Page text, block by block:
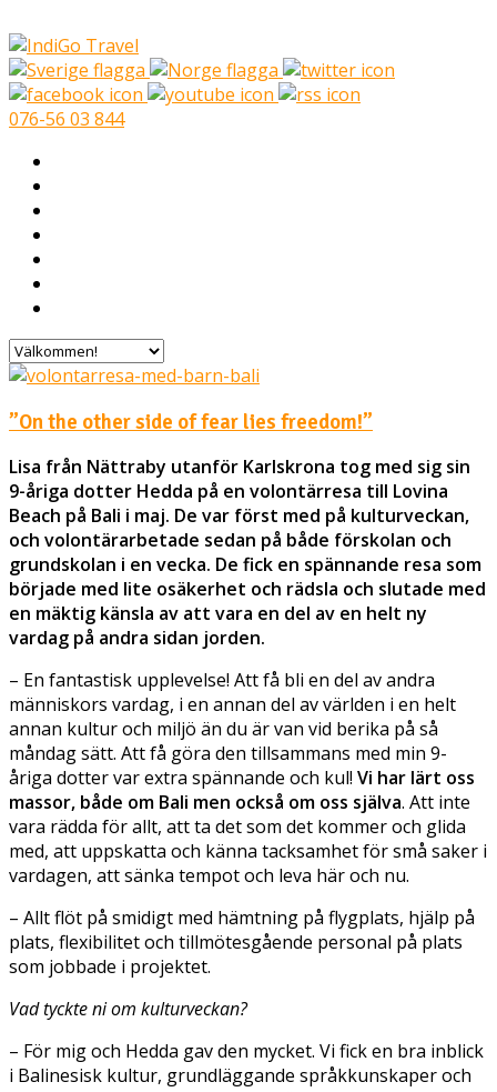
076-56 03 844
”On the other side of fear lies freedom!”
Lisa från Nättraby utanför Karlskrona tog med sig sin
9-åriga dotter Hedda på en volontärresa till Lovina
Beach på Bali i maj. De var först med på kulturveckan,
och volontärarbetade sedan på både förskolan och
grundskolan i en vecka. De fick en spännande resa som
började med lite osäkerhet och rädsla och slutade med
en mäktig känsla av att vara en del av en helt ny
vardag på andra sidan jorden.
– En fantastisk upplevelse! Att få bli en del av andra
människors vardag, i en annan del av världen i en helt
annan kultur och miljö än du är van vid berika på så
måndag sätt. Att få göra den tillsammans med min 9-
åriga dotter var extra spännande och kul! Vi har lärt oss
massor, både om Bali men också om oss själva. Att inte
vara rädda för allt, att ta det som det kommer och glida
med, att uppskatta och känna tacksamhet för små saker i
vardagen, att sänka tempot och leva här och nu.
– Allt flöt på smidigt med hämtning på flygplats, hjälp på
plats, flexibilitet och tillmötesgående personal på plats
som jobbade i projektet.
Vad tyckte ni om kulturveckan?
– För mig och Hedda gav den mycket. Vi fick en bra inblick
i Balinesisk kultur, grundläggande språkkunskaper och